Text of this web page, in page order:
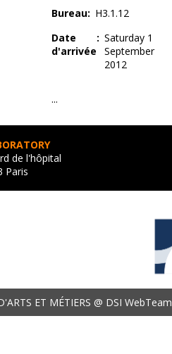
Bureau
H3.1.12
Date
d'arrivée
Saturday 1
September
2012
...
de l'hôpital
Paris
ET MÉTIERS @ DSI WebTeam